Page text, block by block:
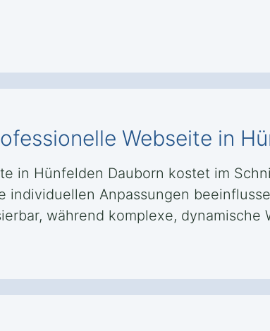
Webseite in
in Hünfelden Dauborn kostet im
individuellen Anpassungen
während komplexe,